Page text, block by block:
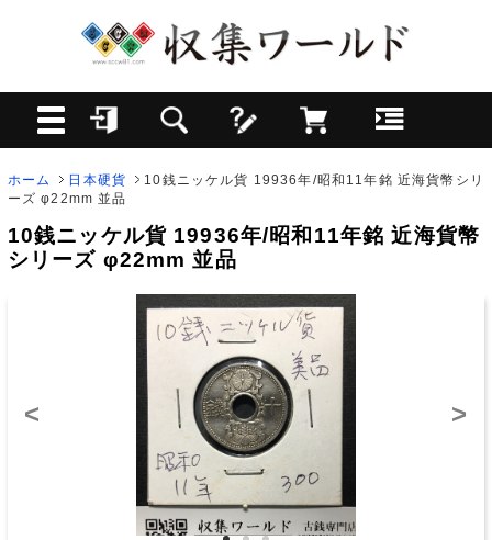
ホーム 日本硬貨
10銭ニッケル貨 19936年/昭和11年銘 近海貨幣シリ
ーズ φ22mm 並品
10銭ニッケル貨 19936年/昭和11年銘 近海貨幣
シリーズ φ22mm 並品
< >